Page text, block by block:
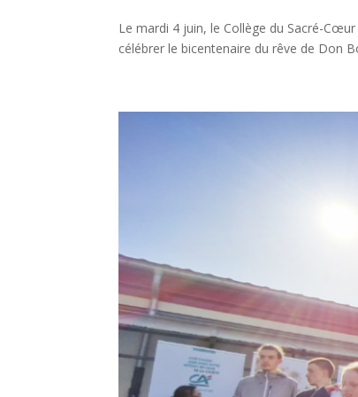
Le mardi 4 juin, le Collège du Sacré-
célébrer le bicentenaire du rêve de Don